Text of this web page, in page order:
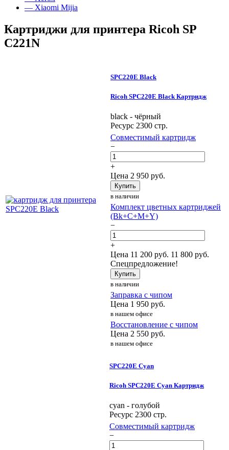
— Xiaomi Mijia
Картриджи для принтера Ricoh SP
C221N
SPC220E Black
Ricoh SPC220E Black Картридж
black - чёрный
Ресурс 2300 стр.
Совместимый картридж
−
+
Цена 2 950 руб.
Купить
в наличии
Комплект цветных картриджей
(Bk+C+M+Y)
−
+
Цена 11 200 руб. 11 800 руб.
Спецпредложение!
Купить
в наличии
Заправка с чипом
Цена 1 950 руб.
в нашем офисе
Восстановление с чипом
Цена 2 550 руб.
в нашем офисе
SPC220E Cyan
Ricoh SPC220E Cyan Картридж
cyan - голубой
Ресурс 2300 стр.
Совместимый картридж
−